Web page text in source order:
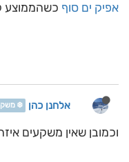
אפיק ים סוף כשהממוצע קר אז 4 מעלות
אלחנן כהן ❄️
וכמובן שאין משקעים